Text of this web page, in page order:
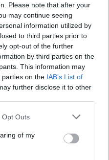
Please note that after your
may continue seeing
information utilized by
to third parties prior to
opt-out of the further
by third parties on the
This information may
parties on the IAB’s List of
further disclose it to other
uses one or more Google
behaviour. You may click to
and its third-party tags to
purposes in below Google
Opt Outs
of my
Garder tous les documents
dépenses ou les
Faire appel à un expert-
pour s’assurer de la
il est possible de
tout en minimisant les
puissant pour réduire
respectant la loi. En